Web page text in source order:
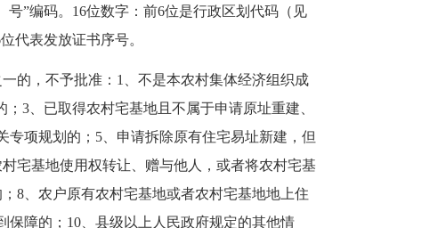
”编码。16位数字：前6位是行政区划代码（见
代表发放证书序号。
，不予批准：1、不是本农村集体经济组织成
3、已取得农村宅基地且不属于申请原址重建、
项规划的；5、申请拆除原有住宅易址新建，但
宅基地使用权转让、赠与他人，或者将农村宅基
8、农户原有农村宅基地或者农村宅基地地上住
障的；10、县级以上人民政府规定的其他情